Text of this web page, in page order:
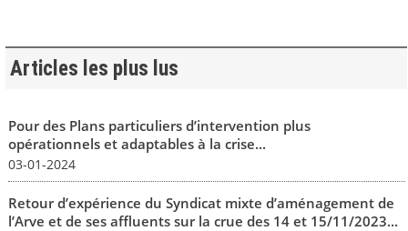
Articles les plus lus
Pour des Plans particuliers d’intervention plus
opérationnels et adaptables à la crise...
03-01-2024
Retour d’expérience du Syndicat mixte d’aménagement de
l’Arve et de ses affluents sur la crue des 14 et 15/11/2023...